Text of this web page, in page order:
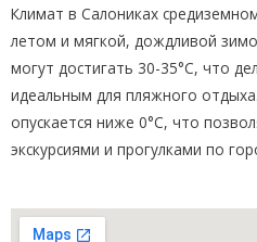
Климат в Салониках
летом и мягкой, дождливой
могут достигать 30-35°C, что
идеальным для пляжного
опускается ниже 0°C, что
экскурсиями и прогулками по